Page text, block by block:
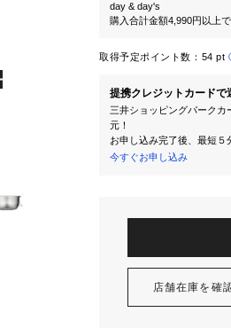
day & day's
購入合計金額4,990円以上
取得予定ポイント数： 54 pt
提携クレジットカードで
三井ショッピングパークカ
元！
お申し込み完了後、最短５
今すぐお申し込み
店舗在庫を確